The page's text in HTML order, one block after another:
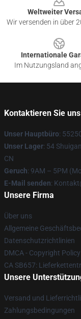
Weltweiter
Wir versenden in über
Internationale
Im Nutzungsland
Kontaktieren Sie uns
Unser Hauptbüro:
Unser Lager: 54
CN
Geruch: 9AM – 5PM
E-Mail senden:
Unsere Firma
Über uns
Allgemeine
Datenschutzrichtlinien
DMCA - Copyright Policy
CA SB657:
Unsere
Versand und
Zahlungsbedingungen